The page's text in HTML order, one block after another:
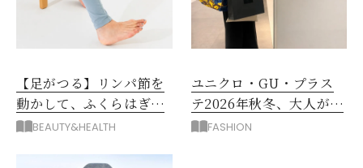
【足がつる】リンパ節を
動かして、ふくらはぎの
むくみ、こむら返りを解
BEAUTY&HEALTH
ユニクロ・GU・プラス
テ2026年秋冬、大人が着
たい新作服は？
FASHION